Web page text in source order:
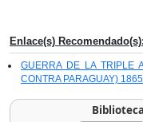
Enlace(s) Recomendado(s):
GUERRA DE LA TRIPLE
CONTRA PARAGUAY)